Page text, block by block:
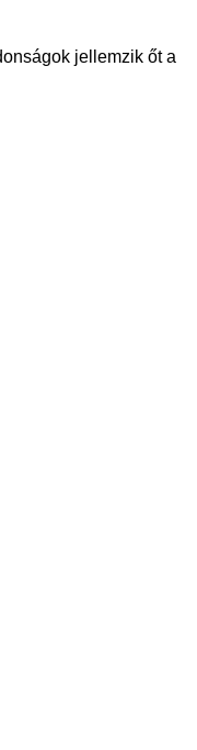
jellemzik őt a